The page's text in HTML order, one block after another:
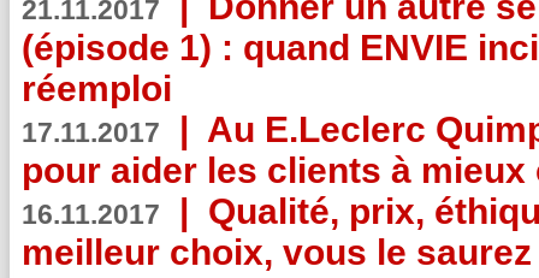
21.11.2017
(épisode 1) : quand ENVIE
réemploi
17.11.2017 | Au E.Leclerc
pour aider les clients à
16.11.2017 | Qualité, prix,
meilleur choix, vous le